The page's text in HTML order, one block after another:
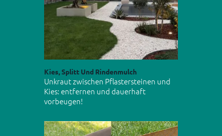
Kies, Splitt Und Rindenmulch
Unkraut zwischen Pflastersteinen und
Kies: entfernen und dauerhaft
vorbeugen!